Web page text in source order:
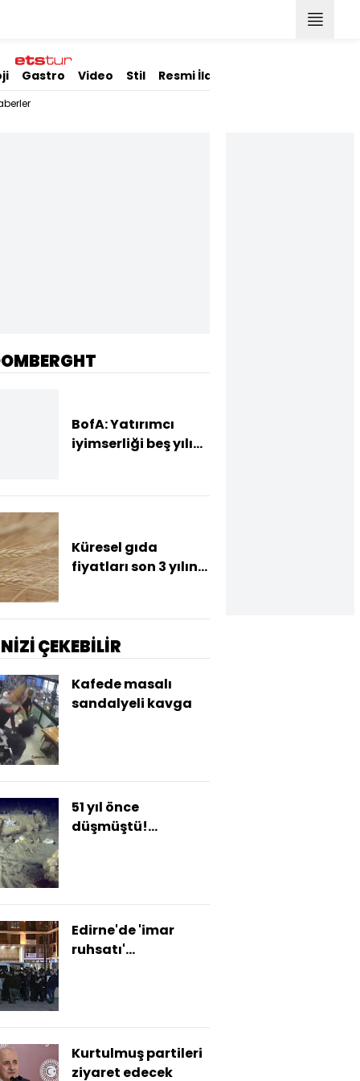
Gastro Video Stil Resmi İlanlar
BofA: Yatırımcı
iyimserliği beş yılın
Küresel gıda
fiyatları son 3 yılın
ÇEKEBİLİR
Kafede masalı
sandalyeli kavga
51 yıl önce
düşmüştü!
Edirne'de 'imar
ruhsatı'
Kurtulmuş partileri
ziyaret edecek